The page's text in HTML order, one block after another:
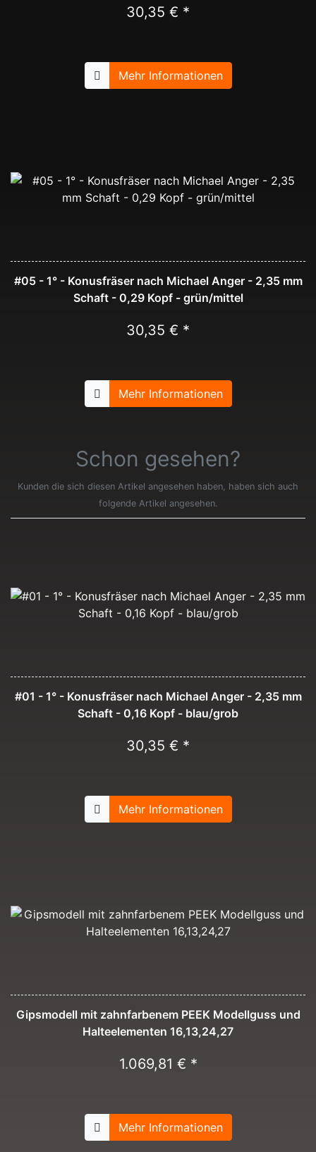
30,35 € *
Mehr Informationen
#05 - 1° - Konusfräser nach Michael Anger - 2,35 mm
Schaft - 0,29 Kopf - grün/mittel
30,35 € *
Mehr Informationen
Schon gesehen?
Kunden die sich diesen Artikel angesehen haben, haben sich auch
folgende Artikel angesehen.
#01 - 1° - Konusfräser nach Michael Anger - 2,35 mm
Schaft - 0,16 Kopf - blau/grob
30,35 € *
Mehr Informationen
Gipsmodell mit zahnfarbenem PEEK Modellguss und
Halteelementen 16,13,24,27
1.069,81 € *
Mehr Informationen